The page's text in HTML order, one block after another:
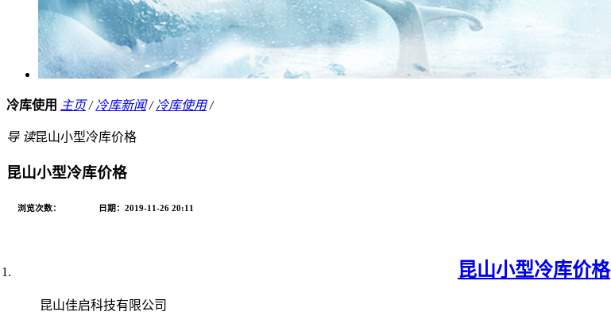
冷库使用 主页/冷库新闻/冷库使用/
导 读昆山小型冷库价格
昆山小型冷库价格
浏览次数： 日期：2019-11-26 20:11
昆山小型冷库价格
昆山佳启科技有限公司